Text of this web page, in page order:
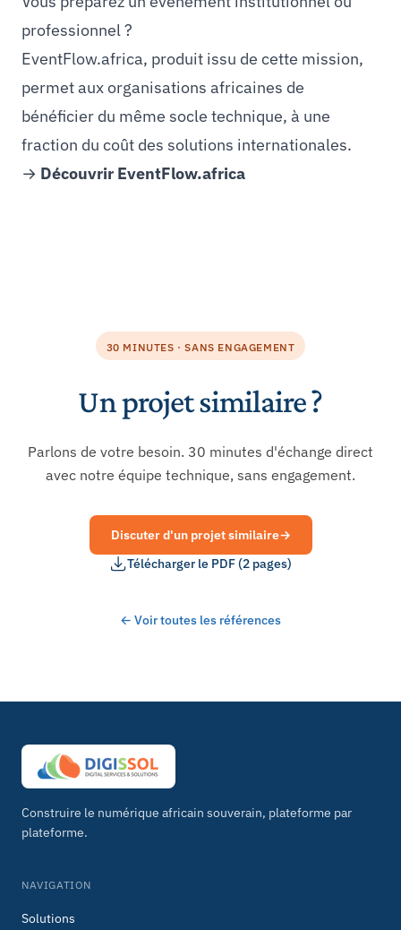
professionnel ?
EventFlow.africa, produit issu de cette mission,
permet aux organisations africaines de
bénéficier du même socle technique, à une
fraction du coût des solutions internationales.
→ Découvrir EventFlow.africa
30 MINUTES · SANS ENGAGEMENT
Un projet similaire ?
Parlons de votre besoin. 30 minutes d'échange direct
avec notre équipe technique, sans engagement.
Discuter d'un projet similaire→
Télécharger le PDF (2 pages)
← Voir toutes les références
Construire le numérique africain souverain, plateforme par
plateforme.
NAVIGATION
Solutions